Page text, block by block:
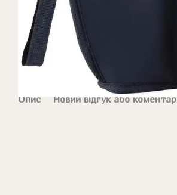
Опис Новий відгук або коментар